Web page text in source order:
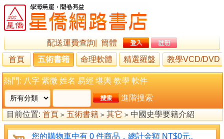
配送運費查詢
簡體
首頁
五術書籍 命理軟體 精選羅盤 教學VCD/DVD
熱門: 八字 紫微 姓名 易經 堪輿 教學 軟件
進階搜索
目前位置: 首頁 > 五術書籍 > 其它 > 中國史學要籍介紹
您的購物車中有 0 件商品，總計金額 NT$0元。